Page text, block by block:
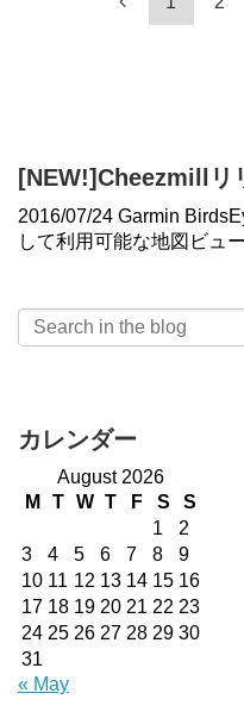
[NEW!]Cheezmillリ
2016/07/24 Garmin
して利用可能な地図ビュ
カレンダー
August 2026
M
T W T F S
S
1
2
3
4 5 6 7 8
9
10 11 12 13 14 15 16
17 18 19 20 21 22 23
24 25 26 27 28 29 30
31
« May